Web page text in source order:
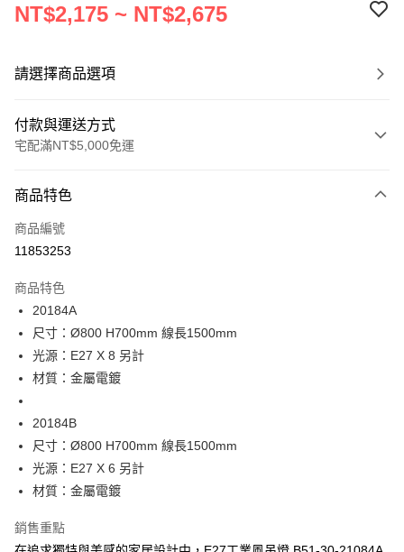
NT$2,175 ~ NT$2,675
請選擇商品選項
付款與運送方式
宅配滿NT$5,000免運
信用卡一次付款
LINE Pay
街口支付
悠遊付
Google Pay
全盈+PAY
AFTEE先享後付
相關說明
【關於「AFTEE先享後付」】
AFTEE先享後付是「在收到商品之後才付款」的支付方式。 讓您購物簡單
１．簡單：不需註冊會員、不需綁卡、不需儲值。
２．便利：只要手機號碼，簡訊認證，即可結帳。
ATM付款
商品特色
商品編號
11853253
商品特色
20184A
尺寸：Ø800 H700mm 線長1500mm
光源：E27 X 8 另計
材質：金屬電鍍
20184B
尺寸：Ø800 H700mm 線長1500mm
光源：E27 X 6 另計
材質：金屬電鍍
銷售重點